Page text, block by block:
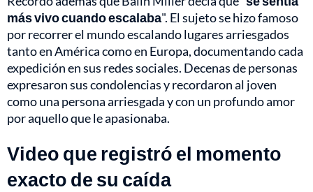
más vivo cuando escalaba". El sujeto se hizo famoso
por recorrer el mundo escalando lugares arriesgados
tanto en América como en Europa, documentando cada
expedición en sus redes sociales. Decenas de personas
expresaron sus condolencias y recordaron al joven
como una persona arriesgada y con un profundo amor
por aquello que le apasionaba.
Video que registró el momento
exacto de su caída